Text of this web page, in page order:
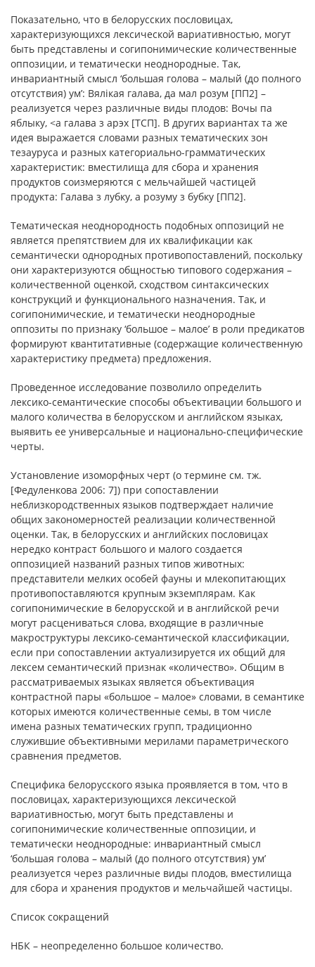
Показательно, что в белорусских пословицах,
характеризующихся лексической вариативностью, могут
быть представлены и согипонимические количественные
оппозиции, и тематически неоднородные. Так,
инвариантный смысл ‘большая голова – малый (до полного
отсутствия) ум’: Вялікая галава, да мал розум [ПП2] –
реализуется через различные виды плодов: Вочы па
яблыку, <а галава з арэх [ТСП]. В других вариантах та же
идея выражается словами разных тематических зон
тезауруса и разных категориально-грамматических
характеристик: вместилища для сбора и хранения
продуктов соизмеряются с мельчайшей частицей
продукта: Галава з лубку, а розуму з бубку [ПП2].
Тематическая неоднородность подобных оппозиций не
является препятствием для их квалификации как
семантически однородных противопоставлений, поскольку
они характеризуются общностью типового содержания –
количественной оценкой, сходством синтаксических
конструкций и функционального назначения. Так, и
согипонимические, и тематически неоднородные
оппозиты по признаку ‘большое – малое’ в роли предикатов
формируют квантитативные (содержащие количественную
характеристику предмета) предложения.
Проведенное исследование позволило определить
лексико-семантические способы объективации большого и
малого количества в белорусском и английском языках,
выявить ее универсальные и национально-специфические
черты.
Установление изоморфных черт (о термине см. тж.
[Федуленкова 2006: 7]) при сопоставлении
неблизкородственных языков подтверждает наличие
общих закономерностей реализации количественной
оценки. Так, в белорусских и английских пословицах
нередко контраст большого и малого создается
оппозицией названий разных типов животных:
представители мелких особей фауны и млекопитающих
противопоставляются крупным экземплярам. Как
согипонимические в белорусской и в английской речи
могут расцениваться слова, входящие в различные
макроструктуры лексико-семантической классификации,
если при сопоставлении актуализируется их общий для
лексем семантический признак «количество». Общим в
рассматриваемых языках является объективация
контрастной пары «большое – малое» словами, в семантике
которых имеются количественные семы, в том числе
имена разных тематических групп, традиционно
служившие объективными мерилами параметрического
сравнения предметов.
Специфика белорусского языка проявляется в том, что в
пословицах, характеризующихся лексической
вариативностью, могут быть представлены и
согипонимические количественные оппозиции, и
тематически неоднородные: инвариантный смысл
‘большая голова – малый (до полного отсутствия) ум’
реализуется через различные виды плодов, вместилища
для сбора и хранения продуктов и мельчайшей частицы.
Список сокращений
НБК – неопределенно большое количество.